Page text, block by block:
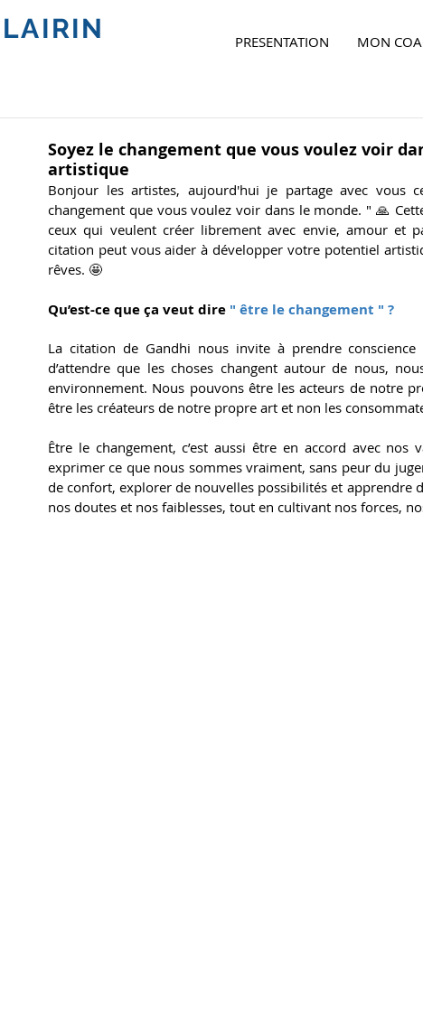
PRESENTATION MON
Ensemble,
Soyez le changement que vous voulez voir
artistique
Bonjour les artistes, aujourd'hui je partage avec vous
changement que vous voulez voir dans le monde. " 🙏
ceux qui veulent créer librement avec envie, amour et
citation peut vous aider à développer votre potentiel
rêves. 🤩
Qu’est-ce que ça veut dire " être le changement " ?
La citation de Gandhi nous invite à prendre
d’attendre que les choses changent autour de nous,
environnement. Nous pouvons être les acteurs de notre
être les créateurs de notre propre art et non les
Être le changement, c’est aussi être en accord avec nos
exprimer ce que nous sommes vraiment, sans peur du
de confort, explorer de nouvelles possibilités et apprendre
nos doutes et nos faiblesses, tout en cultivant nos forces,